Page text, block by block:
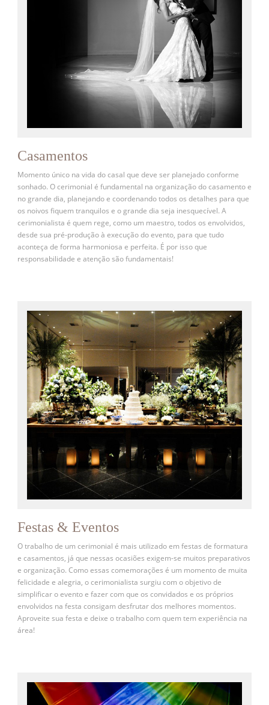
Casamentos
Momento único na vida do casal que deve ser planejado conforme
sonhado. O cerimonial é fundamental na organização do casamento e
no grande dia, planejando e coordenando todos os detalhes para que
os noivos fiquem tranquilos e o grande dia seja inesquecível. A
cerimonialista é quem rege, como um maestro, todos os envolvidos,
desde sua pré-produção à execução do evento, para que tudo
aconteça de forma harmoniosa e perfeita. É por isso que
responsabilidade e atenção são fundamentais!
Festas & Eventos
O trabalho de um cerimonial é mais utilizado em festas de formatura
e casamentos, já que nessas ocasiões exigem-se muitos preparativos
e organização. Como essas comemorações é um momento de muita
felicidade e alegria, o cerimonialista surgiu com o objetivo de
simplificar o evento e fazer com que os convidados e os próprios
envolvidos na festa consigam desfrutar dos melhores momentos.
Aproveite sua festa e deixe o trabalho com quem tem experiência na
área!